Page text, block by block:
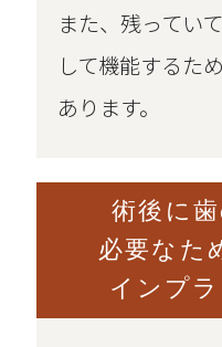
また、残ってい
して機能するた
あります。
術後に
必要なた
インプ